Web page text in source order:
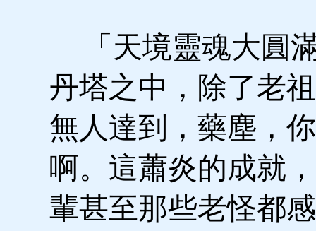
「天境靈魂大圓
丹塔之中，除了老
無人達到，藥塵，
啊。這蕭炎的成就
輩甚至那些老怪都